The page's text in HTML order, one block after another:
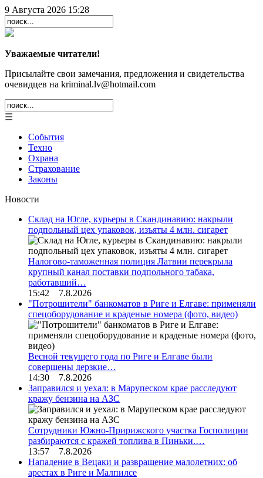
9 Августа 2026 15:28
Уважаемые читатели!
Присылайте свои замечания, предложения и свидетельства
очевидцев на kriminal.lv@hotmail.com
☰
События
Техно
Охрана
Страхование
Законы
Новости
Склад на Югле, курьеры в Скандинавию: накрыли
подпольный цех упаковок, изъяты 4 млн. сигарет
Налогово-таможенная полиция Латвии перекрыла
крупный канал поставки подпольного табака,
работавший…
15:42 7.8.2026
"Потрошители" банкоматов в Риге и Елгаве: применяли
спецоборудование и краденые номера (фото, видео)
Весной текущего года по Риге и Елгаве были
совершены дерзкие…
14:30 7.8.2026
Заправился и уехал: в Марупеском крае расследуют
кражу бензина на АЗС
Сотрудники Южно-Пририжского участка Госполиции
разбираются с кражей топлива в Пиньки.…
13:57 7.8.2026
Нападение в Вецаки и развращение малолетних: об
арестах в Риге и Малпилсе